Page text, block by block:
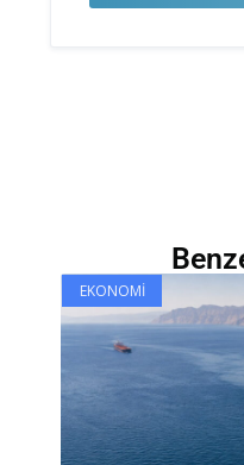
EKONOMI